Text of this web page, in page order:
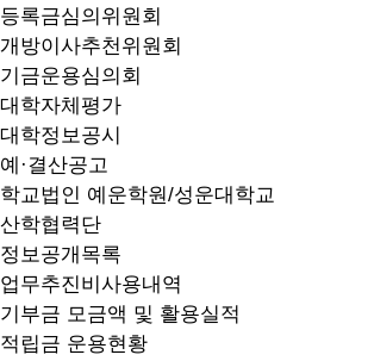
등록금심의위원회
개방이사추천위원회
기금운용심의회
대학자체평가
대학정보공시
예·결산공고
학교법인 예운학원/성운대학교
산학협력단
정보공개목록
업무추진비사용내역
기부금 모금액 및 활용실적
적립금 운용현황